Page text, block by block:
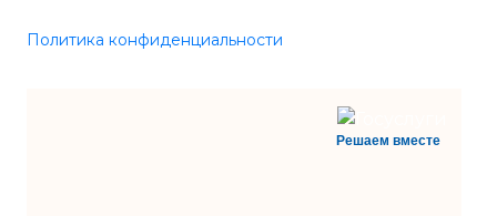
Политика конфиденциальности
Решаем вместе